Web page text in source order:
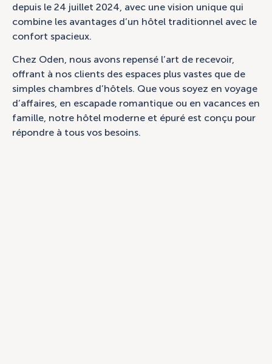
depuis le 24 juillet 2024, avec une vision unique qui
combine les avantages d’un hôtel traditionnel avec le
confort spacieux.
Chez Oden, nous avons repensé l’art de recevoir,
offrant à nos clients des espaces plus vastes que de
simples chambres d’hôtels. Que vous soyez en voyage
d’affaires, en escapade romantique ou en vacances en
famille, notre hôtel moderne et épuré est conçu pour
répondre à tous vos besoins.